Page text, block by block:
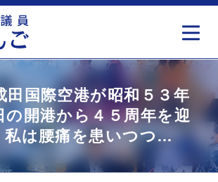
田国際空港が昭和５３年
の開港から４５周年を迎
私は腰痛を患いつつ…